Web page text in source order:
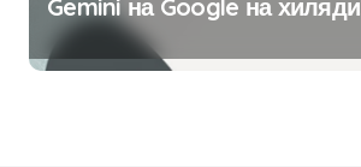
Gemini на Google на хиляди
клиенти на бизнес
приложения